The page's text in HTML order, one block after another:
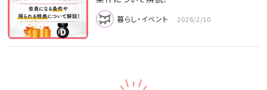
暮らし・イベント 2026/2/10